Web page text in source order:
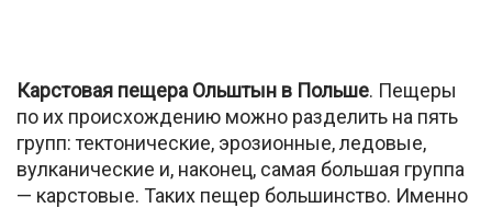
Карстовая пещера Ольштын в Польше. Пещеры
по их происхождению можно разделить на пять
групп: тектонические, эрозионные, ледовые,
вулканические и, наконец, самая большая группа
— карстовые. Таких пещер большинство. Именно